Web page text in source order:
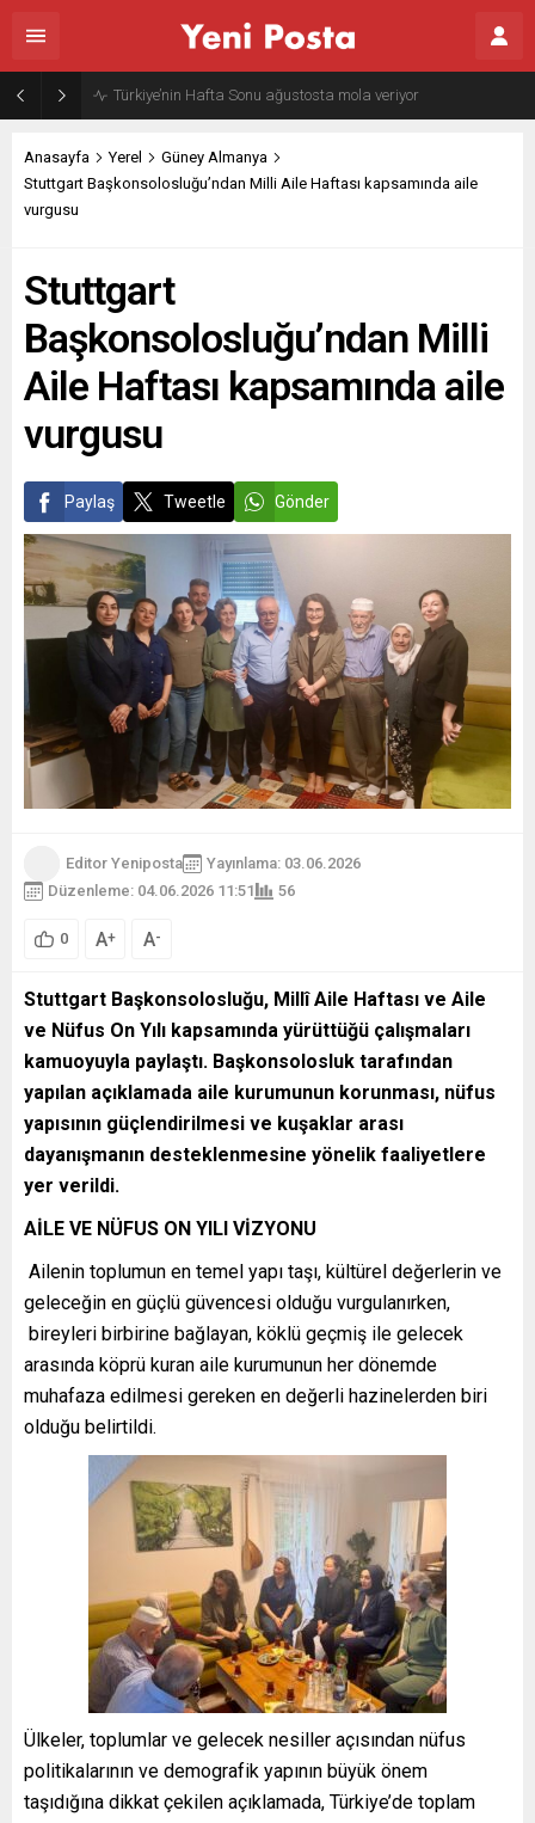
Gazze’nin geleceği: Teknokratik kontrol mü, kolonializm mi?
Anasayfa Yerel
Güney Almanya
Stuttgart Başkonsolosluğu’ndan Milli Aile Haftası kapsamında aile
vurgusu
Stuttgart
Başkonsolosluğu’ndan Milli
Aile Haftası kapsamında aile
vurgusu
Paylaş Tweetle Gönder
Editor Yeniposta
Yayınlama: 03.06.2026
Düzenleme: 04.06.2026 11:51
56
0 A+ A-
Stuttgart Başkonsolosluğu, Millî Aile Haftası ve Aile
ve Nüfus On Yılı kapsamında yürüttüğü çalışmaları
kamuoyuyla paylaştı. Başkonsolosluk tarafından
yapılan açıklamada aile kurumunun korunması, nüfus
yapısının güçlendirilmesi ve kuşaklar arası
dayanışmanın desteklenmesine yönelik faaliyetlere
yer verildi.
AİLE VE NÜFUS ON YILI VİZYONU
Ailenin toplumun en temel yapı taşı, kültürel değerlerin ve
geleceğin en güçlü güvencesi olduğu vurgulanırken,
bireyleri birbirine bağlayan, köklü geçmiş ile gelecek
arasında köprü kuran aile kurumunun her dönemde
muhafaza edilmesi gereken en değerli hazinelerden biri
olduğu belirtildi.
Ülkeler, toplumlar ve gelecek nesiller açısından nüfus
politikalarının ve demografik yapının büyük önem
taşıdığına dikkat çekilen açıklamada, Türkiye’de toplam